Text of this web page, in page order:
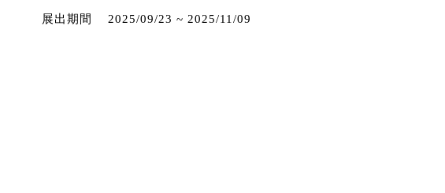
展出期間 2025/09/23 ~ 2025/11/09